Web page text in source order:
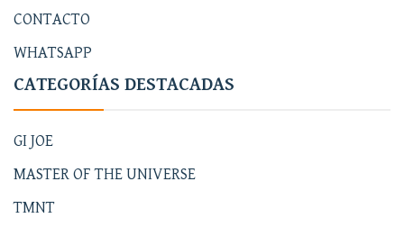
CONTACTO
WHATSAPP
CATEGORÍAS DESTACADAS
GI JOE
MASTER OF THE UNIVERSE
TMNT